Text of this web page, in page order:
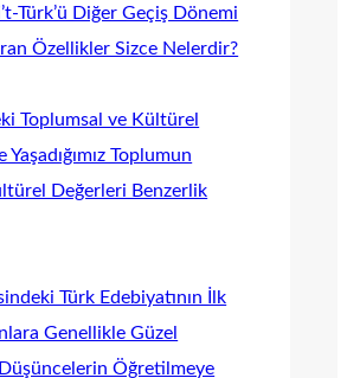
Türk’ü Diğer Geçiş Dönemi
Özellikler Sizce Nelerdir?
Toplumsal ve Kültürel
Toplumun
Değerleri Benzerlik
Türk Edebiyatının İlk
Genellikle Güzel
Öğretilmeye